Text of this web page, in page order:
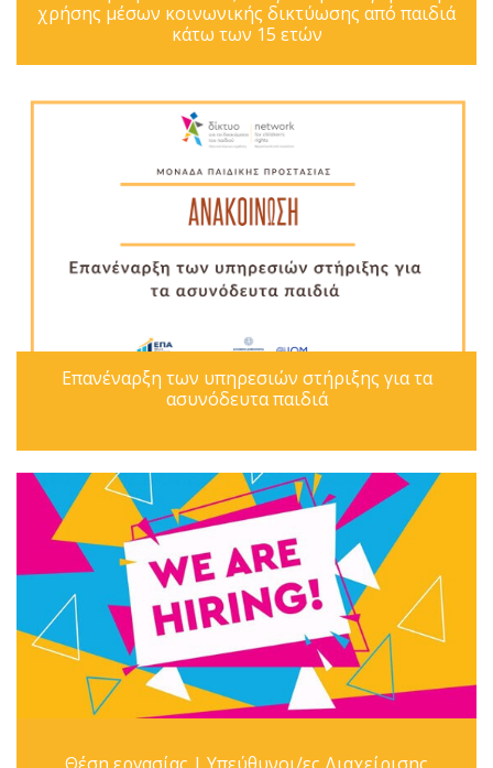
χρήσης μέσων κοινωνικής δικτύωσης από παιδιά
κάτω των 15 ετών
Επανέναρξη των υπηρεσιών στήριξης για τα
ασυνόδευτα παιδιά